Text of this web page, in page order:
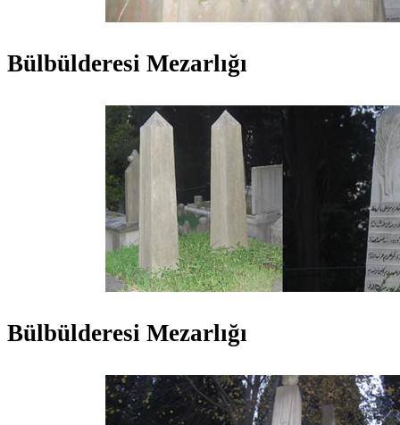
Bülbülderesi Mezarlığı
Bülbülderesi Mezarlığı